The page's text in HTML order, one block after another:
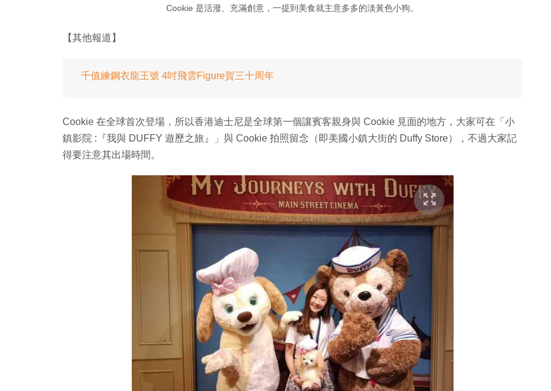
Cookie 是活潑、充滿創意，一提到美食就主意多多的淡黃色小狗。
【其他報道】
千值練鋼衣龍王號 4吋飛雲Figure賀三十周年
Cookie 在全球首次登場，所以香港迪士尼是全球第一個讓賓客親身與 Cookie 見面的地方，大家可在「小
鎮影院 :『我與 DUFFY 遊歷之旅』」與 Cookie 拍照留念（即美國小鎮大街的 Duffy Store），不過大家記
得要注意其出場時間。